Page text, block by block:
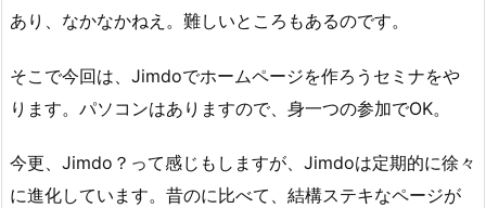
あり、なかなかねえ。難しいところもあるのです。
そこで今回は、Jimdoでホームページを作ろうセミナをや
ります。パソコンはありますので、身一つの参加でOK。
今更、Jimdo？って感じもしますが、Jimdoは定期的に徐々
に進化しています。昔のに比べて、結構ステキなページが